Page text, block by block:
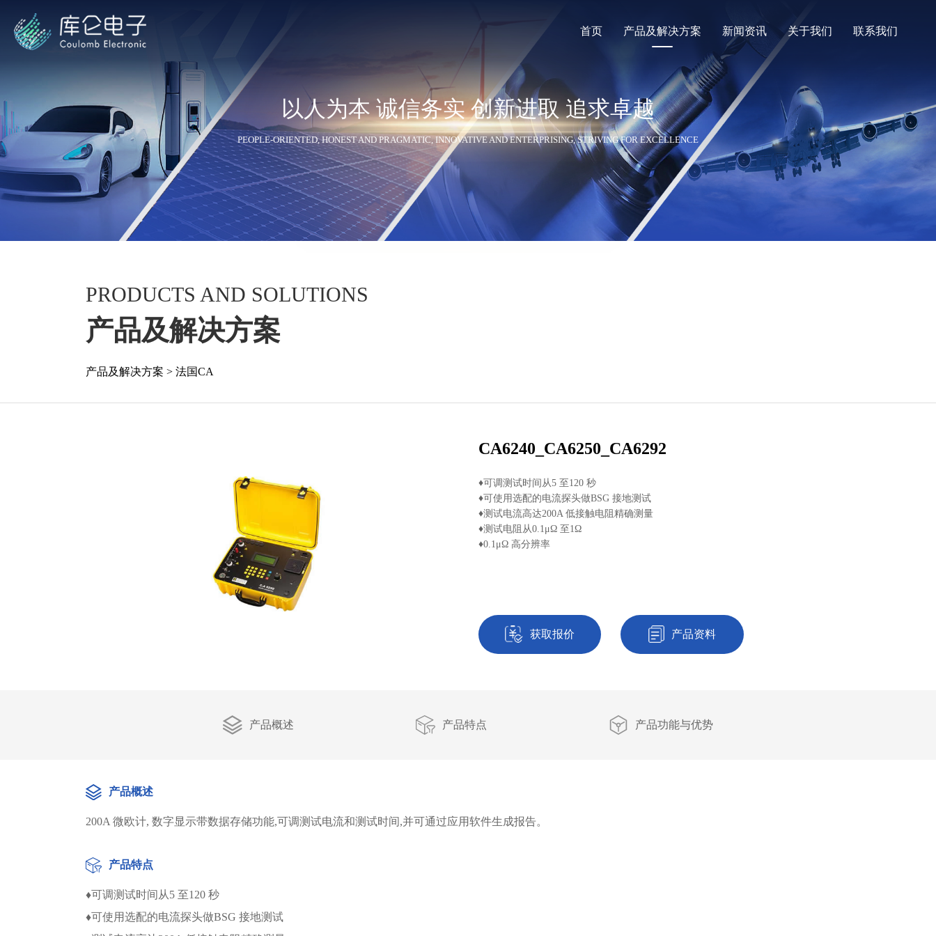
首页 产品及解决方案
艾德克斯ITECH 吉时利Keithley 泰克Tektronix 罗德与施瓦茨 鼎阳Siglent
普源RIGOL 优利德UNI-T
横河Yokogawa
新闻资讯 关于我们 联系我们
以人为本 诚信务实 创新进取 追求卓越
PEOPLE-ORIENTED, HONEST AND PRAGMATIC, INNOVATIVE AND ENTERPRISING, STRIVING FOR EXCELLENCE
PRODUCTS AND SOLUTIONS
产品及解决方案
产品及解决方案 > 法国CA
CA6240_CA6250_CA6292
♦可调测试时间从5 至120 秒
♦可使用选配的电流探头做BSG 接地测试
♦测试电流高达200A 低接触电阻精确测量
♦测试电阻从0.1μΩ 至1Ω
♦0.1μΩ 高分辨率
获取报价 产品资料
产品概述 产品特点 产品功能与优势
产品概述
200A 微欧计, 数字显示带数据存储功能,可调测试电流和测试时间,并可通过应用软件生成报告。
产品特点
♦可调测试时间从5 至120 秒
♦可使用选配的电流探头做BSG 接地测试